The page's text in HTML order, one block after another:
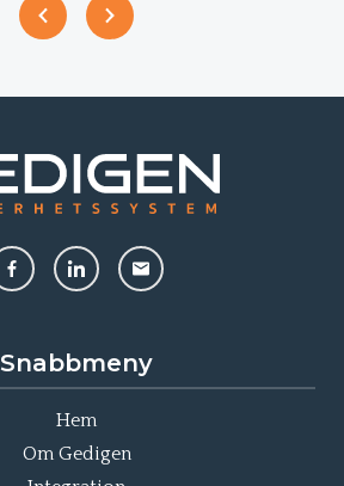
Snabbmeny
Hem
Om Gedigen